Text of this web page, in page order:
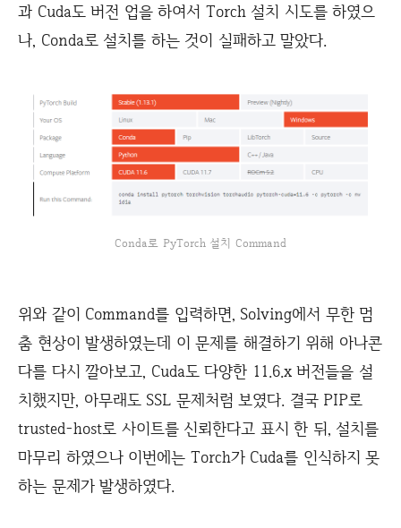
과 Cuda도 버전 업을 하여서 Torch 설치 시도를 하였으
나, Conda로 설치를 하는 것이 실패하고 말았다.
Conda로 PyTorch 설치 Command
위와 같이 Command를 입력하면, Solving에서 무한 멈
춤 현상이 발생하였는데 이 문제를 해결하기 위해 아나콘
다를 다시 깔아보고, Cuda도 다양한 11.6.x 버전들을 설
치했지만, 아무래도 SSL 문제처럼 보였다. 결국 PIP로
trusted-host로 사이트를 신뢰한다고 표시 한 뒤, 설치를
마무리 하였으나 이번에는 Torch가 Cuda를 인식하지 못
하는 문제가 발생하였다.